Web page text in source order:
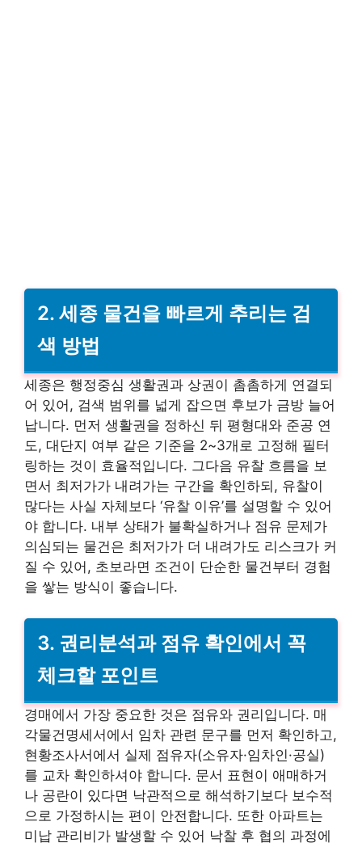
2. 세종 물건을 빠르게 추리는 검
색 방법
세종은 행정중심 생활권과 상권이 촘촘하게 연결되
어 있어, 검색 범위를 넓게 잡으면 후보가 금방 늘어
납니다. 먼저 생활권을 정하신 뒤 평형대와 준공 연
도, 대단지 여부 같은 기준을 2~3개로 고정해 필터
링하는 것이 효율적입니다. 그다음 유찰 흐름을 보
면서 최저가가 내려가는 구간을 확인하되, 유찰이
많다는 사실 자체보다 ‘유찰 이유’를 설명할 수 있어
야 합니다. 내부 상태가 불확실하거나 점유 문제가
의심되는 물건은 최저가가 더 내려가도 리스크가 커
질 수 있어, 초보라면 조건이 단순한 물건부터 경험
을 쌓는 방식이 좋습니다.
3. 권리분석과 점유 확인에서 꼭
체크할 포인트
경매에서 가장 중요한 것은 점유와 권리입니다. 매
각물건명세서에서 임차 관련 문구를 먼저 확인하고,
현황조사서에서 실제 점유자(소유자·임차인·공실)
를 교차 확인하셔야 합니다. 문서 표현이 애매하거
나 공란이 있다면 낙관적으로 해석하기보다 보수적
으로 가정하시는 편이 안전합니다. 또한 아파트는
미납 관리비가 발생할 수 있어 낙찰 후 협의 과정에